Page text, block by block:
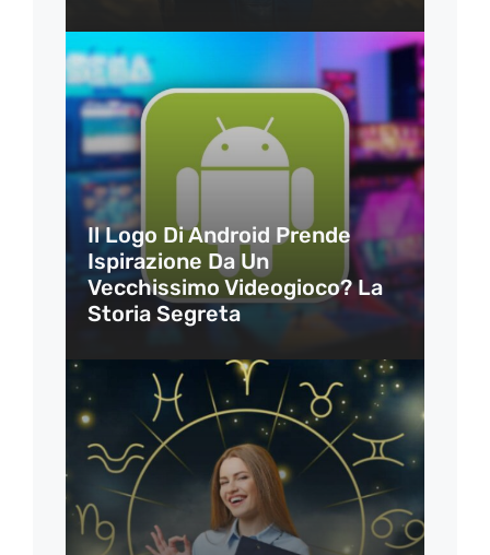
Il Logo Di Android Prende
Ispirazione Da Un
Vecchissimo Videogioco? La
Storia Segreta